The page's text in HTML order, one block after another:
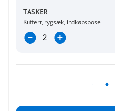
Online booking
TASKER
Kuffert, rygsæk, indkøbspose